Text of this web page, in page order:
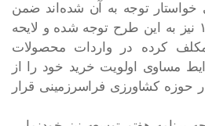
خواستار توجه به آن شده‌اند ضمن
اینکه در لایحه بودجه ۱۴۰۱ نیز به این طرح توجه شده و لایحه
را مکلف کرده در واردات محصولات
مساوی اولویت خرید خود را از
حوزه کشاورزی فراسرزمینی قرار